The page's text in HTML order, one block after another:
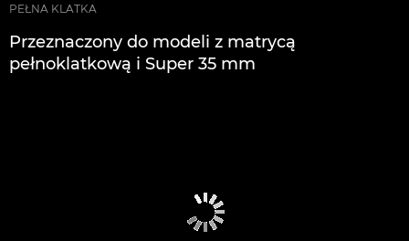
PEŁNA KLATKA
Przeznaczony do modeli z matrycą
pełnoklatkową i Super 35 mm